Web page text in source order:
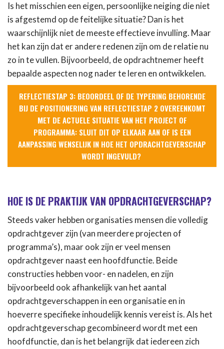
Is het misschien een eigen, persoonlijke neiging die niet
is afgestemd op de feitelijke situatie? Dan is het
waarschijnlijk niet de meeste effectieve invulling. Maar
het kan zijn dat er andere redenen zijn om de relatie nu
zo in te vullen. Bijvoorbeeld, de opdrachtnemer heeft
bepaalde aspecten nog nader te leren en ontwikkelen.
REFLECTIESTAP 3: BEOORDEEL OF DE TYPERING BEHORENDE
BIJ DE POSITIONERING VAN REFLECTIESTAP 2 OVEREENKOMT
MET DE ACTUELE SITUATIE VAN HET PROJECT OF
PROGRAMMA: SLUIT DIT OP ELKAAR AAN OF IS EEN
AANPASSING WENSELIJK IN HOE HET OPDRACHTGEVERSCHAP
WORDT INGEVULD?
HOE IS DE PRAKTIJK VAN OPDRACHTGEVERSCHAP?
Steeds vaker hebben organisaties mensen die volledig
opdrachtgever zijn (van meerdere projecten of
programma’s), maar ook zijn er veel mensen
opdrachtgever naast een hoofdfunctie. Beide
constructies hebben voor- en nadelen, en zijn
bijvoorbeeld ook afhankelijk van het aantal
opdrachtgeverschappen in een organisatie en in
hoeverre specifieke inhoudelijk kennis vereist is. Als het
opdrachtgeverschap gecombineerd wordt met een
hoofdfunctie, dan is het belangrijk dat iedereen zich